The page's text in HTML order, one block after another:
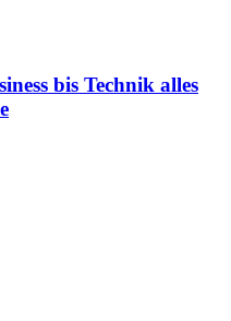
bis Technik alles